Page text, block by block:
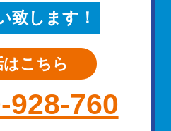
致します！
こちら
928-760